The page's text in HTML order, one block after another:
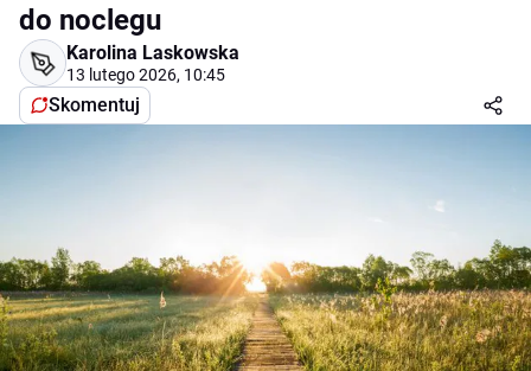
do noclegu
Karolina Laskowska
13 lutego 2026, 10:45
Skomentuj